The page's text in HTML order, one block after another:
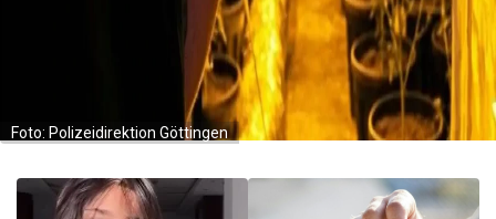
Foto: Polizeidirektion Göttingen